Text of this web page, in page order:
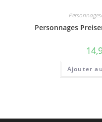
Personnages
Ajouter